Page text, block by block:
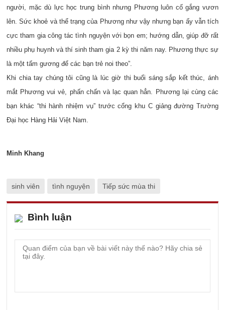
người, mặc dù lực học trung bình nhưng Phương luôn cố gắng vươn
lên. Sức khoẻ và thể trạng của Phương như vậy nhưng bạn ấy vẫn tích
cực tham gia công tác tình nguyện với bọn em; hướng dẫn, giúp đỡ rất
nhiều phụ huynh và thí sinh tham gia 2 kỳ thi năm nay. Phương thực sự
là một tấm gương để các bạn trẻ noi theo”.
Khi chia tay chúng tôi cũng là lúc giờ thi buổi sáng sắp kết thúc, ánh
mắt Phương vui vẻ, phấn chấn và lạc quan hẳn. Phương lại cùng các
bạn khác “thi hành nhiệm vụ” trước cổng khu C giảng đường Trường
Đại học Hàng Hải Việt Nam.
Minh Khang
sinh viên tình nguyện Tiếp sức mùa thi
Bình luận